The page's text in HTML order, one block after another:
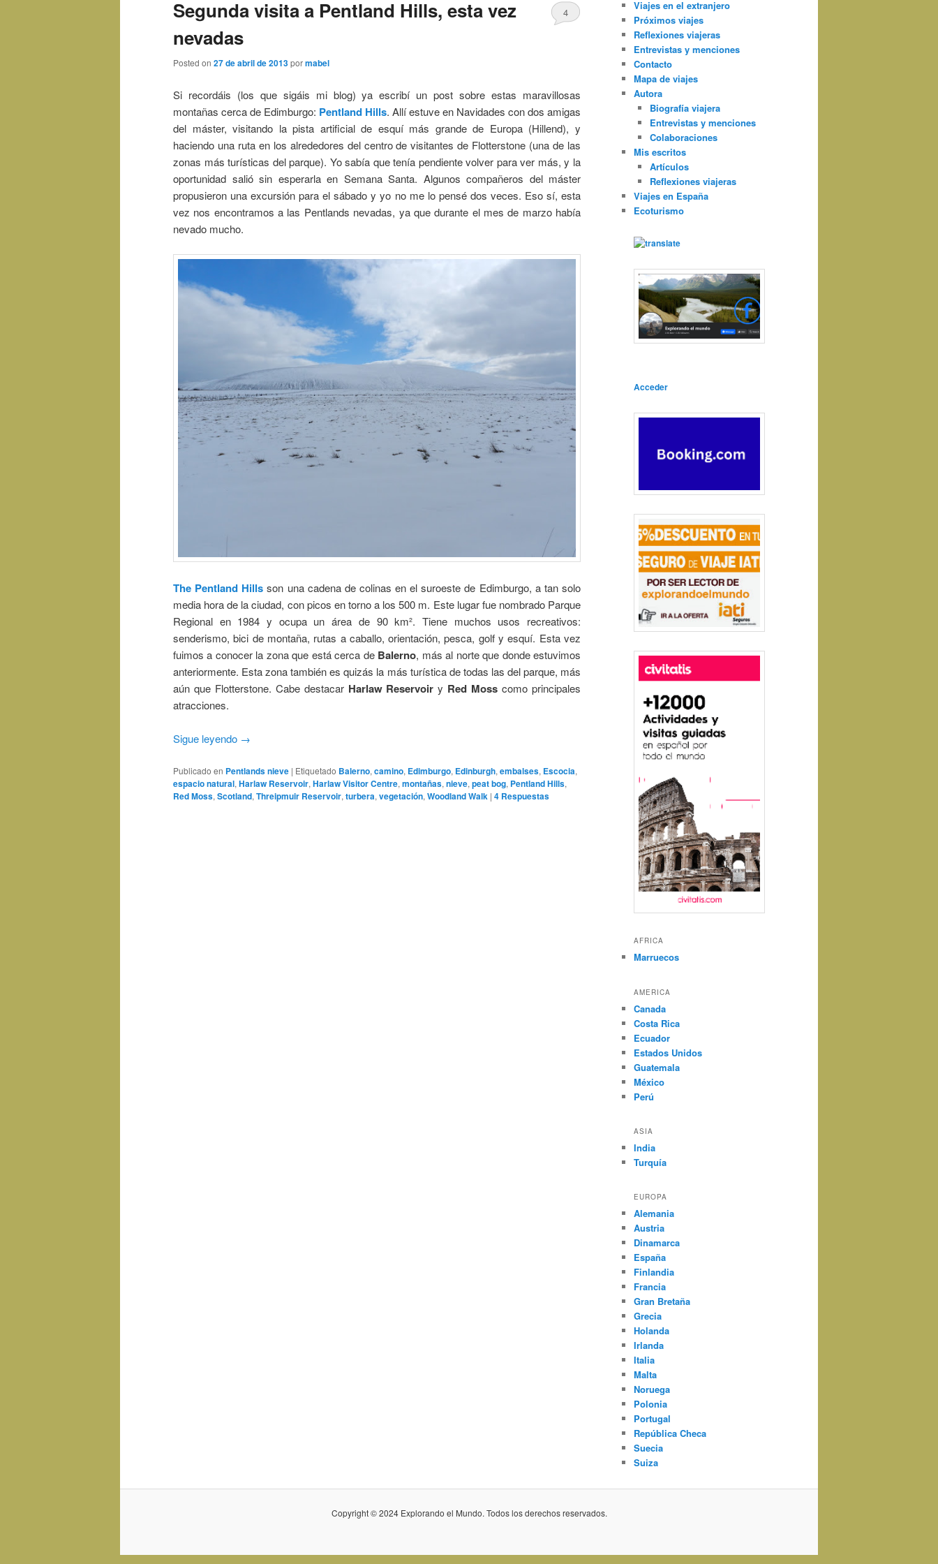
Segunda visita a Pentland Hills, esta vez
nevadas
Posted on 27 de abril de 2013pormabel
4
Si recordáis (los que sigáis mi blog) ya escribí un post sobre estas maravillosas
montañas cerca de Edimburgo: Pentland Hills. Allí estuve en Navidades con dos amigas
del máster, visitando la pista artificial de esquí más grande de Europa (Hillend), y
haciendo una ruta en los alrededores del centro de visitantes de Flotterstone (una de las
zonas más turísticas del parque). Yo sabía que tenía pendiente volver para ver más, y la
oportunidad salió sin esperarla en Semana Santa. Algunos compañeros del máster
propusieron una excursión para el sábado y yo no me lo pensé dos veces. Eso sí, esta
vez nos encontramos a las Pentlands nevadas, ya que durante el mes de marzo había
nevado mucho.
The Pentland Hills son una cadena de colinas en el suroeste de Edimburgo, a tan solo
media hora de la ciudad, con picos en torno a los 500 m. Este lugar fue nombrado Parque
Regional en 1984 y ocupa un área de 90 km². Tiene muchos usos recreativos:
senderismo, bici de montaña, rutas a caballo, orientación, pesca, golf y esquí. Esta vez
fuimos a conocer la zona que está cerca de Balerno, más al norte que donde estuvimos
anteriormente. Esta zona también es quizás la más turística de todas las del parque, más
aún que Flotterstone. Cabe destacar Harlaw Reservoir y Red Moss como principales
atracciones.
Sigue leyendo →
Publicado en Pentlands nieve | Etiquetado Balerno, camino, Edimburgo, Edinburgh, embalses, Escocia,
espacio natural, Harlaw Reservoir, Harlaw Visitor Centre, montañas, nieve, peat bog, Pentland Hills,
Red Moss, Scotland, Threipmuir Reservoir, turbera, vegetación, Woodland Walk | 4 Respuestas
Viajes en el extranjero
Próximos viajes
Reflexiones viajeras
Entrevistas y menciones
Contacto
Mapa de viajes
Autora
Biografía viajera
Entrevistas y menciones
Colaboraciones
Mis escritos
Artículos
Reflexiones viajeras
Viajes en España
Ecoturismo
Acceder
AFRICA
Marruecos
AMERICA
Canada
Costa Rica
Ecuador
Estados Unidos
Guatemala
México
Perú
ASIA
India
Turquía
EUROPA
Alemania
Austria
Dinamarca
España
Finlandia
Francia
Gran Bretaña
Grecia
Holanda
Irlanda
Italia
Malta
Noruega
Polonia
Portugal
República Checa
Suecia
Suiza
Copyright © 2024 Explorando el Mundo. Todos los derechos reservados.